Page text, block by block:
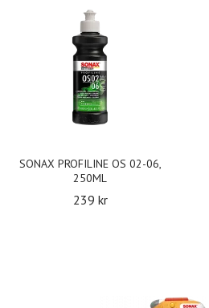
SONAX PROFILINE OS 02-06,
250ML
239 kr